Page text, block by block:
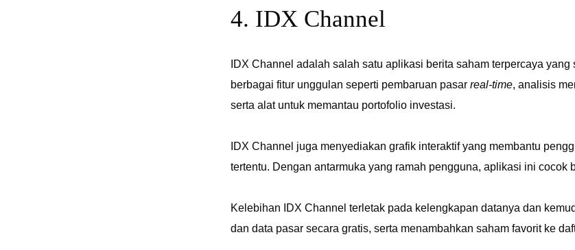
4. IDX Channel
IDX Channel adalah salah satu aplikasi berita saham terpercaya
berbagai fitur unggulan seperti pembaruan pasar real-time, analisis
serta alat untuk memantau portofolio investasi.
IDX Channel juga menyediakan grafik interaktif yang membantu
tertentu. Dengan antarmuka yang ramah pengguna, aplikasi ini cocok
Kelebihan IDX Channel terletak pada kelengkapan datanya dan
dan data pasar secara gratis, serta menambahkan saham favorit ke